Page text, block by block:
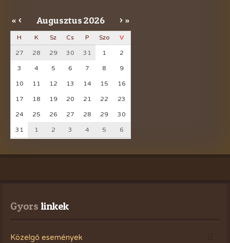
« < Augusztus2026 > »
H K Sz Cs P Szo V
27 28 29 30 31 1 2
3 4 5 6 7 8 9
10 11 12 13 14 15 16
17 18 19 20 21 22 23
24 25 26 27 28 29 30
31 1 2 3 4 5 6
Gyors linkek
Közelgő események